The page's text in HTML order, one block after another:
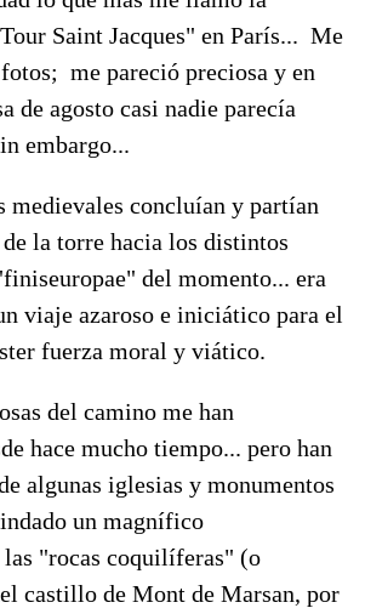
Saint Jacques" en París... Me
me pareció preciosa y en
de agosto casi nadie parecía
embargo...
medievales concluían y partían
la torre hacia los distintos
del momento... era
viaje azaroso e iniciático para el
fuerza moral y viático.
del camino me han
hace mucho tiempo... pero han
algunas iglesias y monumentos
un magnífico
"rocas coquilíferas" (o
castillo de Mont de Marsan, por